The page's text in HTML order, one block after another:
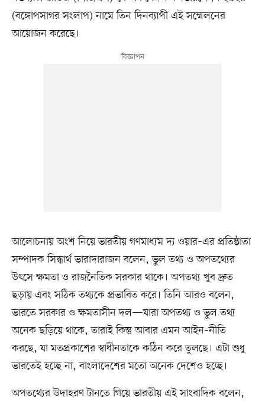
(বঙ্গোপসাগর সংলাপ) নামে তিন দিনব্যাপী এই সম্মেলনের
আয়োজন করেছে।
আলোচনায় অংশ নিয়ে ভারতীয় গণমাধ্যম দ্য ওয়ার–এর প্রতিষ্ঠাতা
সম্পাদক সিদ্ধার্থ ভারাদারাজন বলেন, ভুল তথ্য ও অপতথ্যের
উৎসে ক্ষমতা ও রাজনৈতিক সরকার থাকে। অপতথ্য খুব দ্রুত
ছড়ায় এবং সঠিক তথ্যকে প্রভাবিত করে। তিনি আরও বলেন,
ভারতে সরকার ও ক্ষমতাসীন দল—যারা অপতথ্য ও ভুল তথ্য
অনেক ছড়িয়ে থাকে, তারাই কিন্তু আবার এমন আইন–নীতি
করছে, যা মতপ্রকাশের স্বাধীনতাকে কঠিন করে তুলছে। এটা শুধু
ভারতেই হচ্ছে না, বাংলাদেশের মতো অনেক দেশেও হচ্ছে।
অপতথ্যের উদাহরণ টানতে গিয়ে ভারতীয় এই সাংবাদিক বলেন,